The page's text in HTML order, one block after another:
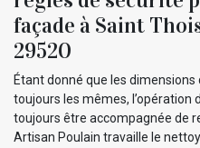
façade à Saint
29520
Étant donné que les
toujours les mêmes,
toujours être accompagnée de
Artisan Poulain travaille le